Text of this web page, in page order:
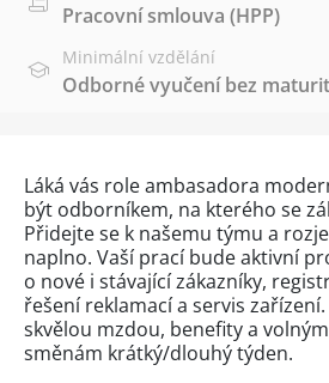
Pracovní smlouva (HPP)
Minimální vzdělání
Odborné vyučení bez
Láká vás role ambasadora
být odborníkem, na kterého se
Přidejte se k našemu týmu a
naplno. Vaší prací bude aktivní
o nové i stávající zákazníky,
řešení reklamací a servis
skvělou mzdou, benefity a
směnám krátký/dlouhý týden.